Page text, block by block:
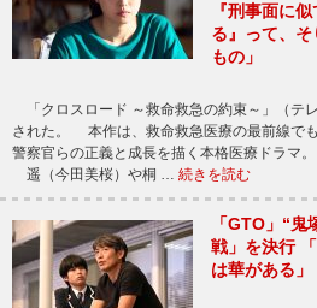
『刑事面に
る』って、
もの」
「クロスロード ～救命救急の約束～」（テ
された。 本作は、救命救急医療の最前線で
警察官らの正義と成長を描く本格医療ドラマ
遥（今田美桜）や桐 … 続きを読む
「GTO」“
戦」を決行
は華がある」